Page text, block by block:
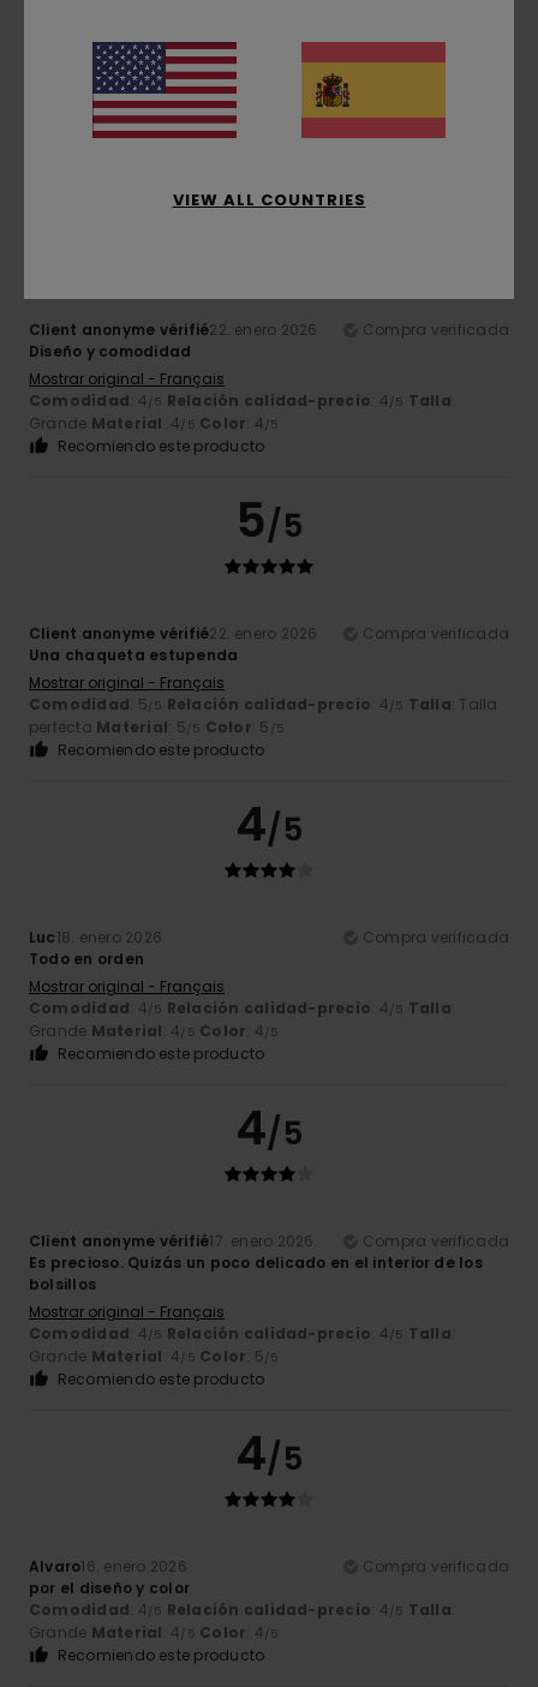
Esta parka es bonita, abrigada y tiene un buen corte
Mostrar original - Français
Comodidad: 5/5 Relación calidad-precio
perfectaMaterial: 5/5 Color
Recomiendo este producto
5/5
Client anonyme vérifié22. enero 2026
Compra verificada
Diseño y comodidad
Mostrar original - Français
Comodidad: 4/5 Relación calidad-precio: 4/5 Talla:
Grande Material: 4/5 Color: 4/5
Recomiendo este producto
5/5
Client anonyme vérifié22. enero 2026
Compra verificada
Una chaqueta estupenda
Mostrar original - Français
Comodidad: 5/5 Relación calidad-precio: 4/5 Talla: Talla
perfecta Material: 5/5 Color: 5 /5
Recomiendo este producto
4/5
Luc18. enero 2026
Compra verificada
Todo en orden
Mostrar original - Français
Comodidad: 4/5 Relación calidad-precio: 4/5 Talla:
Grande Material: 4/5 Color: 4/5
Recomiendo este producto
4/5
Client anonyme vérifié17. enero 2026
Compra verificada
Es precioso. Quizás un poco delicado en el interior de los
bolsillos
Mostrar original - Français
Comodidad: 4/5 Relación calidad-precio: 4/5 Talla:
Grande Material: 4/5 Color: 5/5
Recomiendo este producto
4/5
Alvaro16. enero 2026
Compra verificada
por el diseño y color
Comodidad: 4/5 Relación calidad-precio: 4/5 Talla:
Grande Material: 4/5 Color: 4/5
Recomiendo este producto
VIEW ALL COUNTRIES